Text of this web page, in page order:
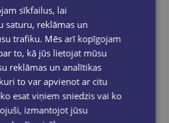
Izdevīgi
BOOK SET OF 2 Titles: The Land of Sweet Forever + We Who Wrestle With God
€43.80
Ielikt grozā
sīkfailus, lai
saturu, reklāmas un
trafiku. Mēs arī kopīgojam
to, kā jūs lietojat mūsu
reklāmas un analītikas
to var apvienot ar citu
esat viņiem sniedzis vai ko
izmantojot jūsu